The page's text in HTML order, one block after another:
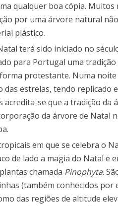
qualquer boa cópia.
por uma árvore natural
plástico.
terá sido iniciado no
para Portugal uma
protestante. Numa
estrelas, tendo replicado
se que a tradição da
da árvore de Natal
em que se celebra o
de lado a magia do Natal e
chamada Pinophyta.
(também conhecidos por
das regiões de altitude